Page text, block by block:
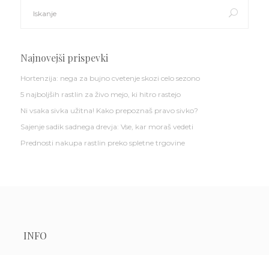
for:
Najnovejši prispevki
Hortenzija: nega za bujno cvetenje skozi celo sezono
5 najboljših rastlin za živo mejo, ki hitro rastejo
Ni vsaka sivka užitna! Kako prepoznaš pravo sivko?
Sajenje sadik sadnega drevja: Vse, kar moraš vedeti
Prednosti nakupa rastlin preko spletne trgovine
INFO